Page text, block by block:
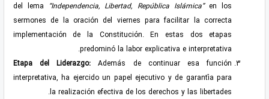
del lema “Independencia, Libertad, República Islámica”en los
sermones de la oración del viernes para facilitar la correcta
implementación de la Constitución. En estas dos etapas
predominó la labor explicativa e interpretativa.
Etapa del Liderazgo: Además de continuar esa función
interpretativa, ha ejercido un papel ejecutivo y de garantía para
la realización efectiva de los derechos y las libertades.